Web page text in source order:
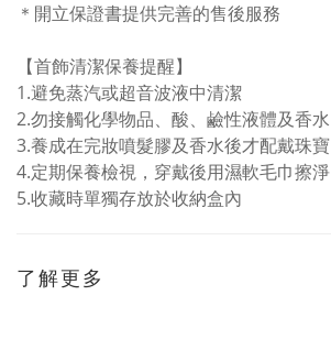
＊開立保證書提供完善的售後服務
【首飾清潔保養提醒】
1.避免蒸汽或超音波液中清潔
2.勿接觸化學物品、酸、鹼性液體及香水
3.養成在完妝噴髮膠及香水後才配戴珠寶
4.定期保養檢視，穿戴後用濕軟毛巾擦淨
5.收藏時單獨存放於收納盒內
了解更多